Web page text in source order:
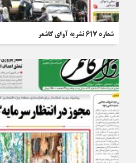
شماره 617 نشریه آوای کاشمر